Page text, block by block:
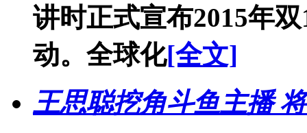
讲时正式宣布2015年
动。全球化[全文]
王思聪挖角斗鱼主播